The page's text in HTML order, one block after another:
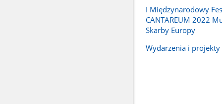
I Międzynarodowy
CANTAREUM 2022
Skarby Europy
Wydarzenia i projekty